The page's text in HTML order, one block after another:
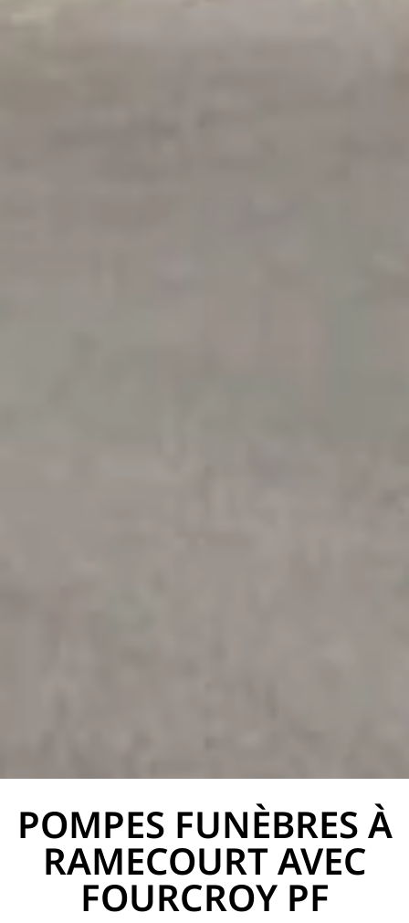
PF Fourcroy
POMPES FUNÈBRES À
RAMECOURT AVEC
FOURCROY PF